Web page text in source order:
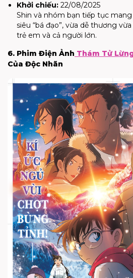
Khởi chiếu: 22/08/2025
Shin và nhóm bạn tiếp tục
siêu “bá đạo”, vừa dễ thương
trẻ em và cả người lớn.
6. Phim Điện Ảnh Thám Tử
Của Độc Nhãn